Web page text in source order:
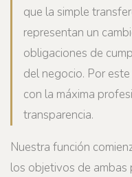
que la simple
representan un
obligaciones de
del negocio. Por
con la máxima
transparencia.
Nuestra función
los objetivos de ambas